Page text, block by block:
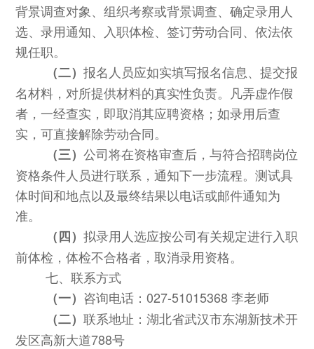
背景调查对象、组织考察或背景调查、确定录用人
选、录用通知、入职体检、签订劳动合同、依法依
规任职。
（二）报名人员应如实填写报名信息、提交报
名材料，对所提供材料的真实性负责。凡弄虚作假
者，一经查实，即取消其应聘资格；如录用后查
实，可直接解除劳动合同。
（三）公司将在资格审查后，与符合招聘岗位
资格条件人员进行联系，通知下一步流程。测试具
体时间和地点以及最终结果以电话或邮件通知为
准。
（四）拟录用人选应按公司有关规定进行入职
前体检，体检不合格者，取消录用资格。
七、联系方式
（一） 咨询电话：027-51015368 李老师
（二）联系地址：湖北省武汉市东湖新技术开
发区高新大道788号